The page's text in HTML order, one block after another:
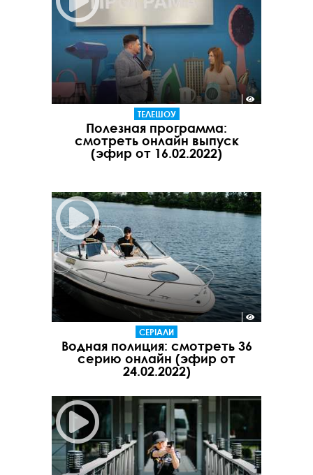
ТЕЛЕШОУ
Полезная программа:
смотреть онлайн выпуск
(эфир от 16.02.2022)
СЕРІАЛИ
Водная полиция: смотреть 36
серию онлайн (эфир от
24.02.2022)